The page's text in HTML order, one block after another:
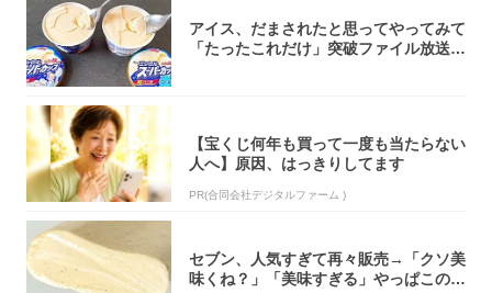
アイス、だまされたと思ってやってみて
「たったこれだけ」突破ファイル放送で
【宝くじ何年も買って一度も当たらない
人へ】原因、はっきりしてます
PR(合同会社デジタルファーム )
セブン、人気すぎて再々販売→「クソ美
味くね？」「美味すぎる」やっぱこのク